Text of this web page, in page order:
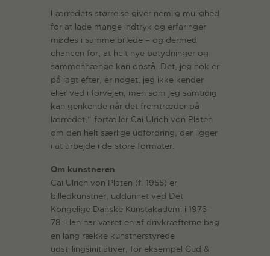
Lærredets størrelse giver nemlig mulighed
for at lade mange indtryk og erfaringer
mødes i samme billede – og dermed
chancen for, at helt nye betydninger og
sammenhænge kan opstå. Det, jeg nok er
på jagt efter, er noget, jeg ikke kender
eller ved i forvejen, men som jeg samtidig
kan genkende når det fremtræder på
lærredet,” fortæller Cai Ulrich von Platen
om den helt særlige udfordring, der ligger
i at arbejde i de store formater.
Om kunstneren
Cai Ulrich von Platen (f. 1955) er
billedkunstner, uddannet ved Det
Kongelige Danske Kunstakademi i 1973-
78. Han har været en af drivkræfterne bag
en lang række kunstnerstyrede
udstillingsinitiativer, for eksempel Gud &